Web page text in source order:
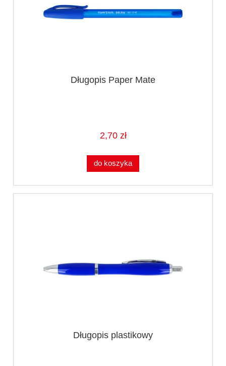
Długopis Paper Mate
2,70 zł
do koszyka
Długopis plastikowy